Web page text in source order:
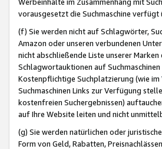
vorausgesetzt die Suchmaschine
(f) Sie werden nicht auf Schlagwörter,
Amazon oder unseren verbundenen
nicht abschließende Liste unserer
Schlagwortauktionen auf
Kostenpflichtige Suchplatzierung (wie im
Suchmaschinen Links zur Verfügung
kostenfreien Suchergebnissen)
auf Ihre Website leiten und nicht
(g) Sie werden natürlichen oder
Form von Geld, Rabatten,